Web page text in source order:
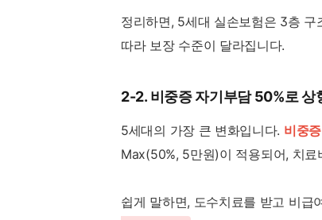
정리하면, 5세대 실손보험은 3층
따라 보장 수준이 달라집니다.
2-2. 비중증 자기부담 50%로
5세대의 가장 큰 변화입니다. 비중
Max(50%, 5만원)이 적용되어, 치
쉽게 말하면, 도수치료를 받고 비급